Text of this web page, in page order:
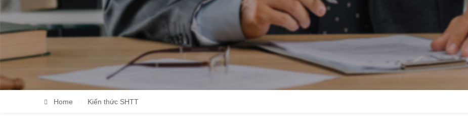
Home Kiến thức SHTT